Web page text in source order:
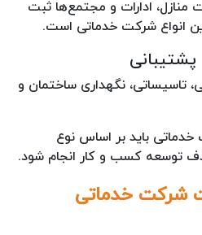
منازل، ادارات و مجتمع‌ها ثبت
انواع شرکت خدماتی است.
تاسیساتی، نگهداری ساختمان و
باید بر اساس نوع
توسعه کسب و کار انجام شود.
شرکت خدماتی